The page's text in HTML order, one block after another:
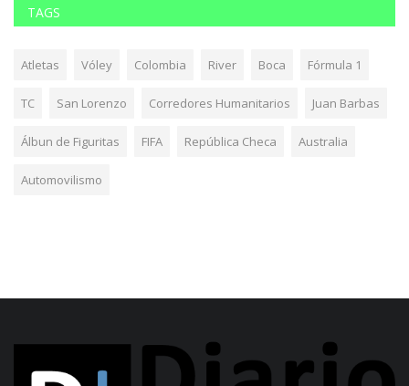
TAGS
Atletas Vóley Colombia River Boca Fórmula 1
TC San Lorenzo Corredores Humanitarios Juan Barbas
Álbun de Figuritas FIFA República Checa Australia
Automovilismo